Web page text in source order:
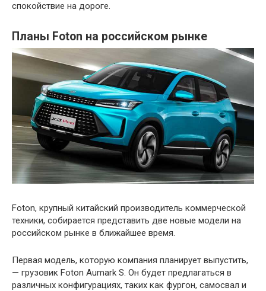
спокойствие на дороге.
Планы Foton на российском рынке
Foton, крупный китайский производитель коммерческой
техники, собирается представить две новые модели на
российском рынке в ближайшее время.
Первая модель, которую компания планирует выпустить,
— грузовик Foton Aumark S. Он будет предлагаться в
различных конфигурациях, таких как фургон, самосвал и